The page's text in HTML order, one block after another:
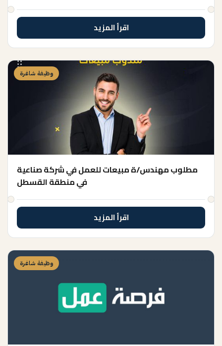
اقرأ المزيد
وظيفة شاغرة
مطلوب مهندس/ة مبيعات للعمل في شركة صناعية
في منطقة القسطل
اقرأ المزيد
وظيفة شاغرة